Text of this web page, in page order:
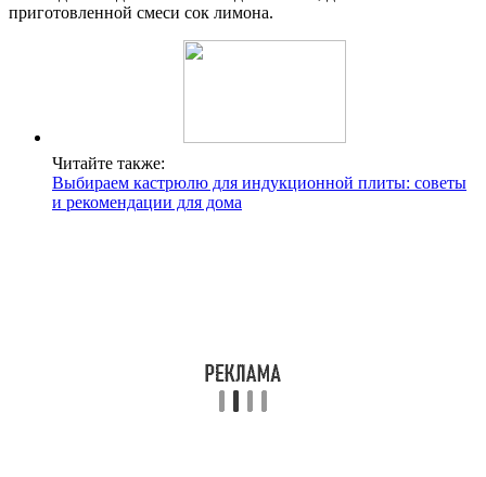
приготовленной смеси сок лимона.
Читайте также:
Выбираем кастрюлю для индукционной плиты: советы
и рекомендации для дома